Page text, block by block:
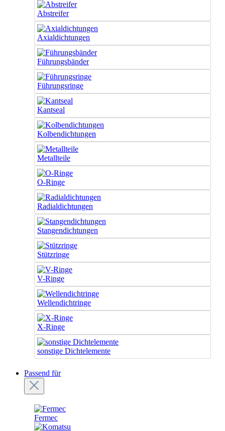
Abstreifer
Axialdichtungen
Führungsbänder
Führungsringe
Kantseal
Kolbendichtungen
Metallteile
O-Ringe
Radialdichtungen
Stangendichtungen
Stützringe
V-Ringe
Wellendichtringe
X-Ringe
sonstige Dichtelemente
Passend für
Fermec